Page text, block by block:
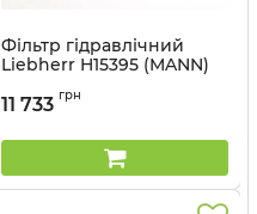
Фільтр гідравлічний
Liebherr H15395 (MANN)
11 733 грн